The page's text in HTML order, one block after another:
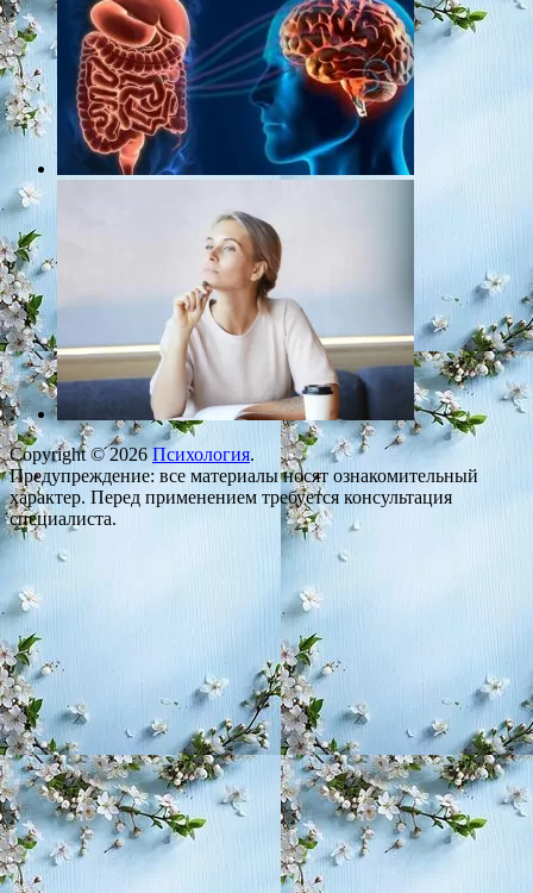
Copyright © 2026Психология.
Предупреждение: все материалы носят ознакомительный
характер. Перед применением требуется консультация
специалиста.